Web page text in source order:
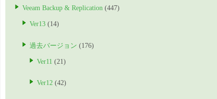
Veeam Backup & Replication (447)
Ver13 (14)
過去バージョン (176)
Ver11 (21)
Ver12 (42)